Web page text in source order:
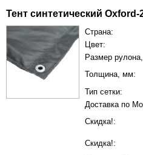
Тент синтетический
Страна:
Цвет:
Размер
Толщина, мм:
Тип сетки:
Доставка по
Скидка!:
Скидка!: